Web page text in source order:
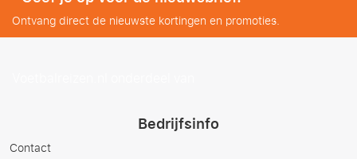
Ontvang direct de nieuwste kortingen en promoties.
Bedrijfsinfo
Contact